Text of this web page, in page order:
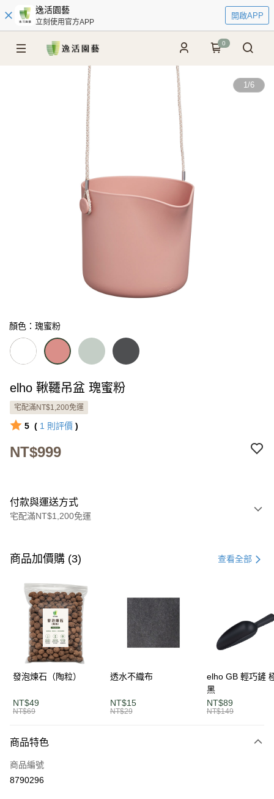
逸活園藝
立刻使用官方APP
開啟APP
0
1/6
顏色：瑰蜜粉
elho 鞦韆吊盆 瑰蜜粉
宅配滿NT$1,200免運
5 ( 1 則評價 )
NT$999
付款與運送方式
宅配滿NT$1,200免運
信用卡一次付款
Apple Pay
街口支付
悠遊付
AFTEE先享後付
【關於「AFTEE先享後付」】
AFTEE先享後付是「在收到商品之後才付款」的支付方式。 讓您購物簡單
２．便利：只要手機號碼，簡訊認證，即可結帳。
【「AFTEE先享後付」結帳流程】
ATM付款
運送方式
單筆滿$1200免運
每筆NT$120，滿NT$1,200(含以上)免運費
商品加價購 (3) 查看全部
發泡煉石（陶粒）
NT$49
NT$69
透水不織布
NT$15
NT$29
elho GB 輕巧鏟
黑
NT$89
NT$149
商品特色
商品編號
8790296